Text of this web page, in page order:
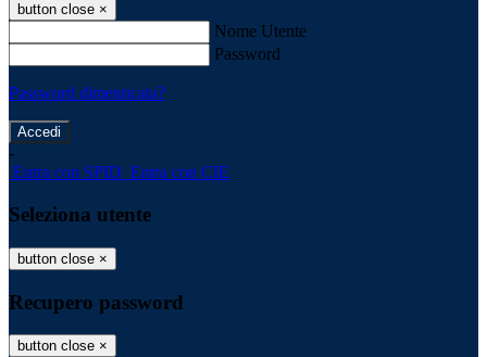
button close ×
Nome Utente
Password
Password dimenticata?
-
Entra con SPID Entra con CIE
Seleziona utente
button close ×
Recupero password
button close ×